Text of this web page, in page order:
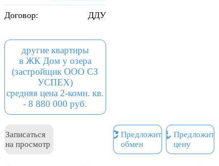
Договор: ДДУ
другие квартиры
в ЖК Дом у озера
(застройщик ООО СЗ
УСПЕХ)
средняя цена 2-комн. кв.
- 8 880 000 руб.
Записаться
на просмотр
Предложить
обмен
Предложить
цену